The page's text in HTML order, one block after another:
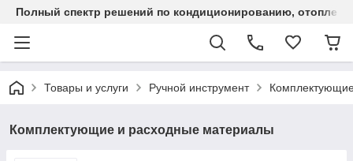
Полный спектр решений по кондиционированию,
Товары и услуги Ручной инструмент
Комплектующие и расходные материалы